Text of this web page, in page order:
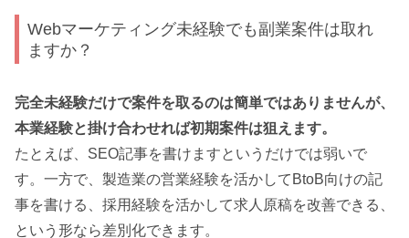
Webマーケティング未経験でも副業案件は取れ
ますか？
完全未経験だけで案件を取るのは簡単ではありませんが、
本業経験と掛け合わせれば初期案件は狙えます。
たとえば、SEO記事を書けますというだけでは弱いで
す。一方で、製造業の営業経験を活かしてBtoB向けの記
事を書ける、採用経験を活かして求人原稿を改善できる、
という形なら差別化できます。